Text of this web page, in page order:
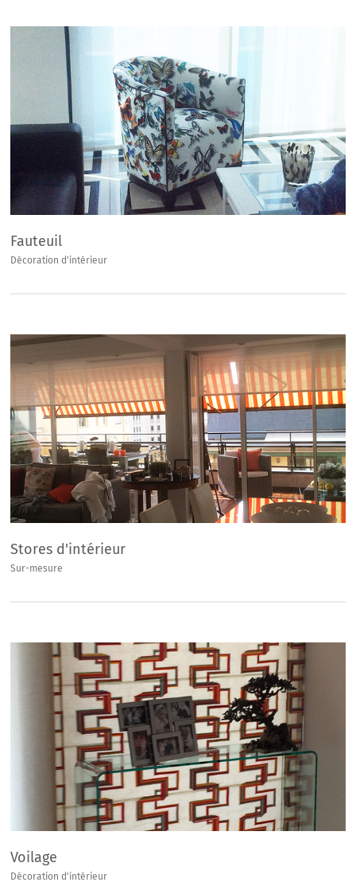
Fauteuil
Décoration d'intérieur
Stores d'intérieur
Sur-mesure
Voilage
Décoration d'intérieur